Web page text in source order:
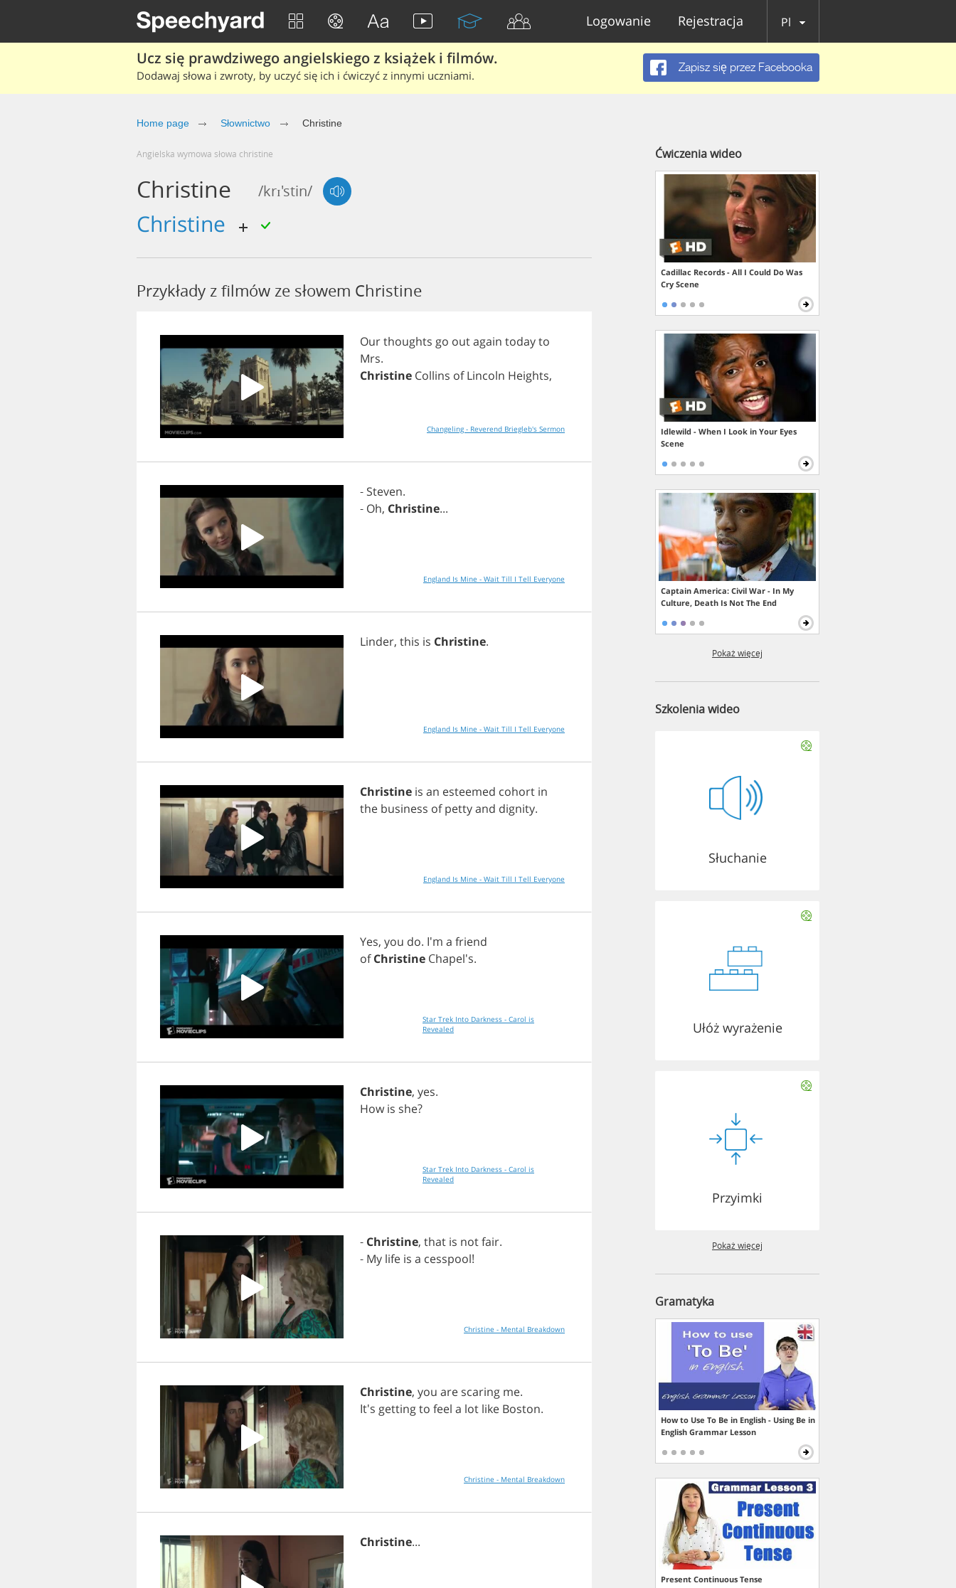
Logowanie Rejestracja Pl
Ucz się prawdziwego angielskiego z książek i filmów.
Dodawaj słowa i zwroty, by uczyć się ich i ćwiczyć z innymi uczniami.
Zapisz się przez Facebooka
Home page Słownictwo Christine
Angielska wymowa słowa christine
Christine /krɪ'stin/
christine
Przykłady z filmów ze słowem Christine
Ourthoughts go outagain todayto
Mrs.
Christine Collins of Lincoln Heights,
Changeling - Reverend Briegleb's Sermon
- Steven.
- Oh, Christine...
England Is Mine - Wait Till I Tell Everyone
Linder, this is Christine.
England Is Mine - Wait Till I Tell Everyone
Christine is an esteemed cohort in
the business of pettyand dignity.
England Is Mine - Wait Till I Tell Everyone
Yes, you do. I'm a friend
of Christine Chapel's.
Star Trek Into Darkness - Carol is
Revealed
Christine, yes.
How is she?
Star Trek Into Darkness - Carol is
Revealed
- Christine, that is notfair.
- My life is a cesspool!
Christine - Mental Breakdown
Christine, you are scaring me.
It's gettingto feel a lot like Boston.
Christine - Mental Breakdown
Christine...
Ćwiczenia wideo
Cadillac Records - All I Could Do Was
Cry Scene
Idlewild - When I Look in Your Eyes
Scene
Captain America: Civil War - In My
Culture, Death Is Not The End
Pokaż więcej
Szkolenia wideo
Słuchanie
Ułóż wyrażenie
Przyimki
Pokaż więcej
Gramatyka
How to Use To Be in English - Using Be in
English Grammar Lesson
Present Continuous Tense